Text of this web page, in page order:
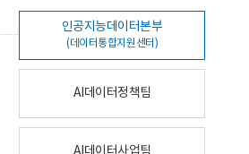
인공지능데이터본부
(데이터통합지원센터)
AI데이터정책팀